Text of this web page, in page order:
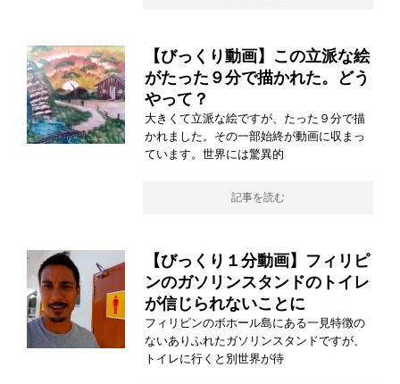
【びっくり動画】この立派な絵
がたった９分で描かれた。どう
やって？
大きくて立派な絵ですが、たった９分で描
かれました。その一部始終が動画に収まっ
ています。世界には驚異的
記事を読む
【びっくり１分動画】フィリピ
ンのガソリンスタンドのトイレ
が信じられないことに
フィリピンのボホール島にある一見特徴の
ないありふれたガソリンスタンドですが、
トイレに行くと別世界が待